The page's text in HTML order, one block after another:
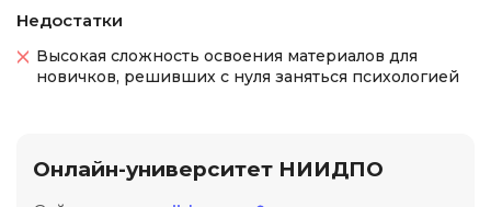
Недостатки
Высокая сложность освоения материалов для
новичков, решивших с нуля заняться психологией
Онлайн-университет НИИДПО